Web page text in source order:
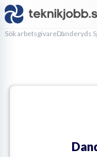
Sök arbetsgivareDanderyds